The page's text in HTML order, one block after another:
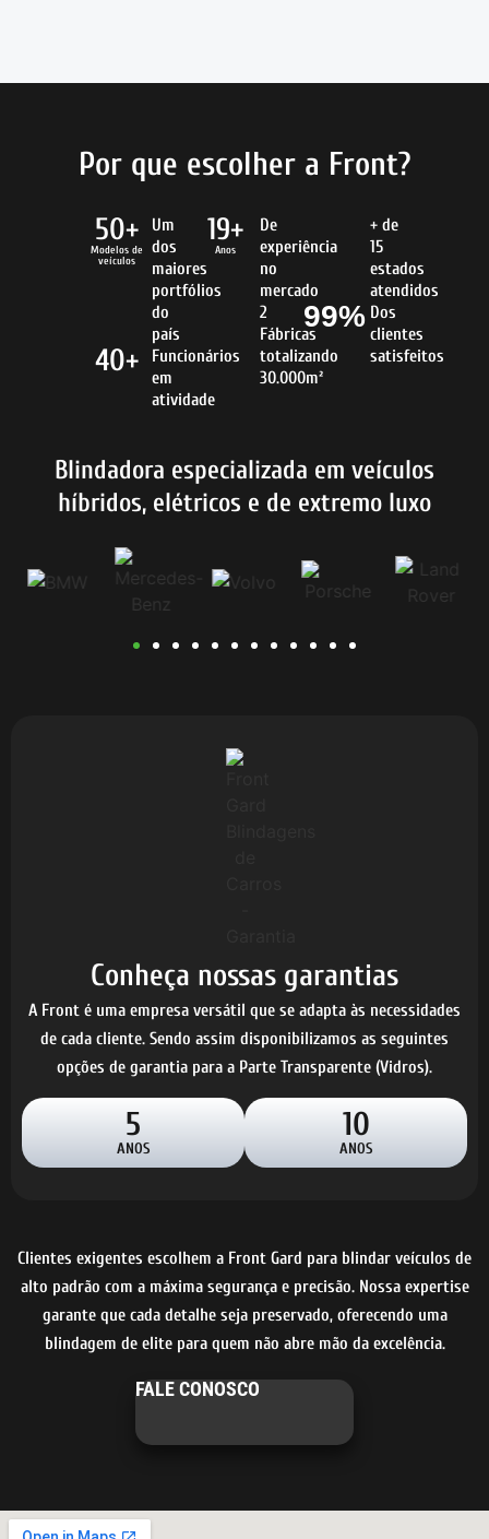
Por que escolher a Front?
50+
Modelos de
veículos
Um
dos
maiores
portfólios
do
país
40+
Funcionários
em
atividade
19+
Anos
De
experiência
no
mercado
2
Fábricas
totalizando
30.000m²
+ de
15
estados
atendidos
99% Dos
clientes
satisfeitos
Blindadora especializada em veículos
híbridos, elétricos e de extremo luxo
Conheça nossas garantias
A Front é uma empresa versátil que se adapta às necessidades
de cada cliente. Sendo assim disponibilizamos as seguintes
opções de garantia para a Parte Transparente (Vidros).
5
ANOS
10
ANOS
Clientes exigentes escolhem a Front Gard para blindar veículos de
alto padrão com a máxima segurança e precisão. Nossa expertise
garante que cada detalhe seja preservado, oferecendo uma
blindagem de elite para quem não abre mão da excelência.
FALE CONOSCO